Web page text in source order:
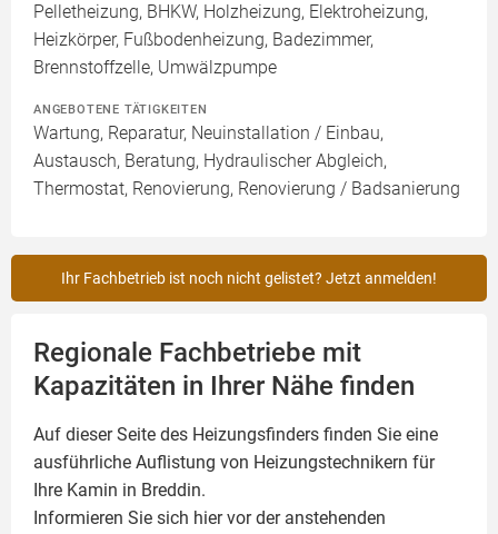
Pelletheizung, BHKW, Holzheizung, Elektroheizung,
Heizkörper, Fußbodenheizung, Badezimmer,
Brennstoffzelle, Umwälzpumpe
ANGEBOTENE TÄTIGKEITEN
Wartung, Reparatur, Neuinstallation / Einbau,
Austausch, Beratung, Hydraulischer Abgleich,
Thermostat, Renovierung, Renovierung / Badsanierung
Ihr Fachbetrieb ist noch nicht gelistet? Jetzt anmelden!
Regionale Fachbetriebe mit
Kapazitäten in Ihrer Nähe finden
Auf dieser Seite des Heizungsfinders finden Sie eine
ausführliche Auflistung von Heizungstechnikern für
Ihre Kamin in Breddin.
Informieren Sie sich hier vor der anstehenden